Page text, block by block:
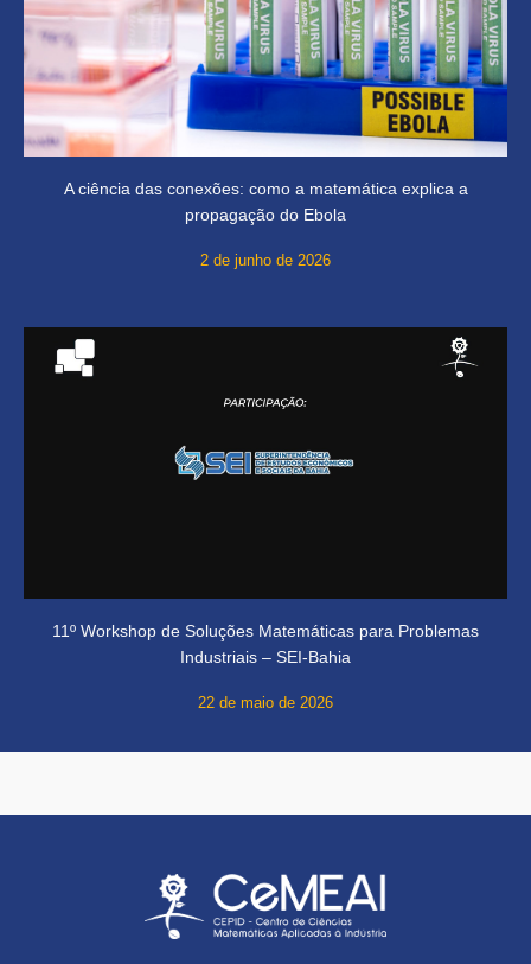
A ciência das conexões: como a matemática explica a
propagação do Ebola
2 de junho de 2026
11º Workshop de Soluções Matemáticas para Problemas
Industriais – SEI-Bahia
22 de maio de 2026